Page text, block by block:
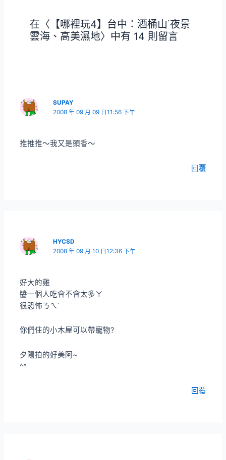
在〈【哪裡玩4】台中：酒桶山˙夜景
雲海、高美濕地〉中有 14 則留言
SUPAY
2008 年 09 月 09 日11:56 下午
推推推～我又是頭香～
回覆
HYCSD
2008 年 09 月 10 日12:36 下午
好大的雞
醬一個人吃會不會太多ㄚ
很恐怖ㄋㄟ˙
你們住的小木屋可以帶寵物?
夕陽拍的好美阿~
^^
回覆